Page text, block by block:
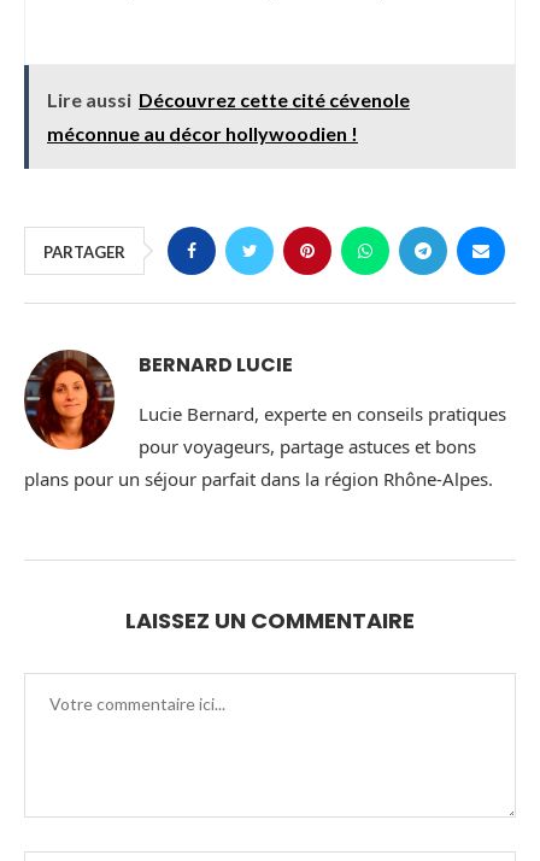
Lire aussi Découvrez cette cité cévenole
méconnue au décor hollywoodien !
PARTAGER
BERNARD LUCIE
Lucie Bernard, experte en conseils pratiques
pour voyageurs, partage astuces et bons
plans pour un séjour parfait dans la région Rhône-Alpes.
LAISSEZ UN COMMENTAIRE